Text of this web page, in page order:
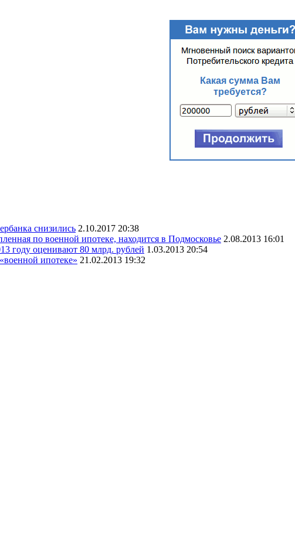
снизились 2.10.2017 20:38
по военной ипотеке, находится в Подмосковье 2.08.2013 16:01
году оценивают 80 млрд. рублей 1.03.2013 20:54
ипотеке» 21.02.2013 19:32